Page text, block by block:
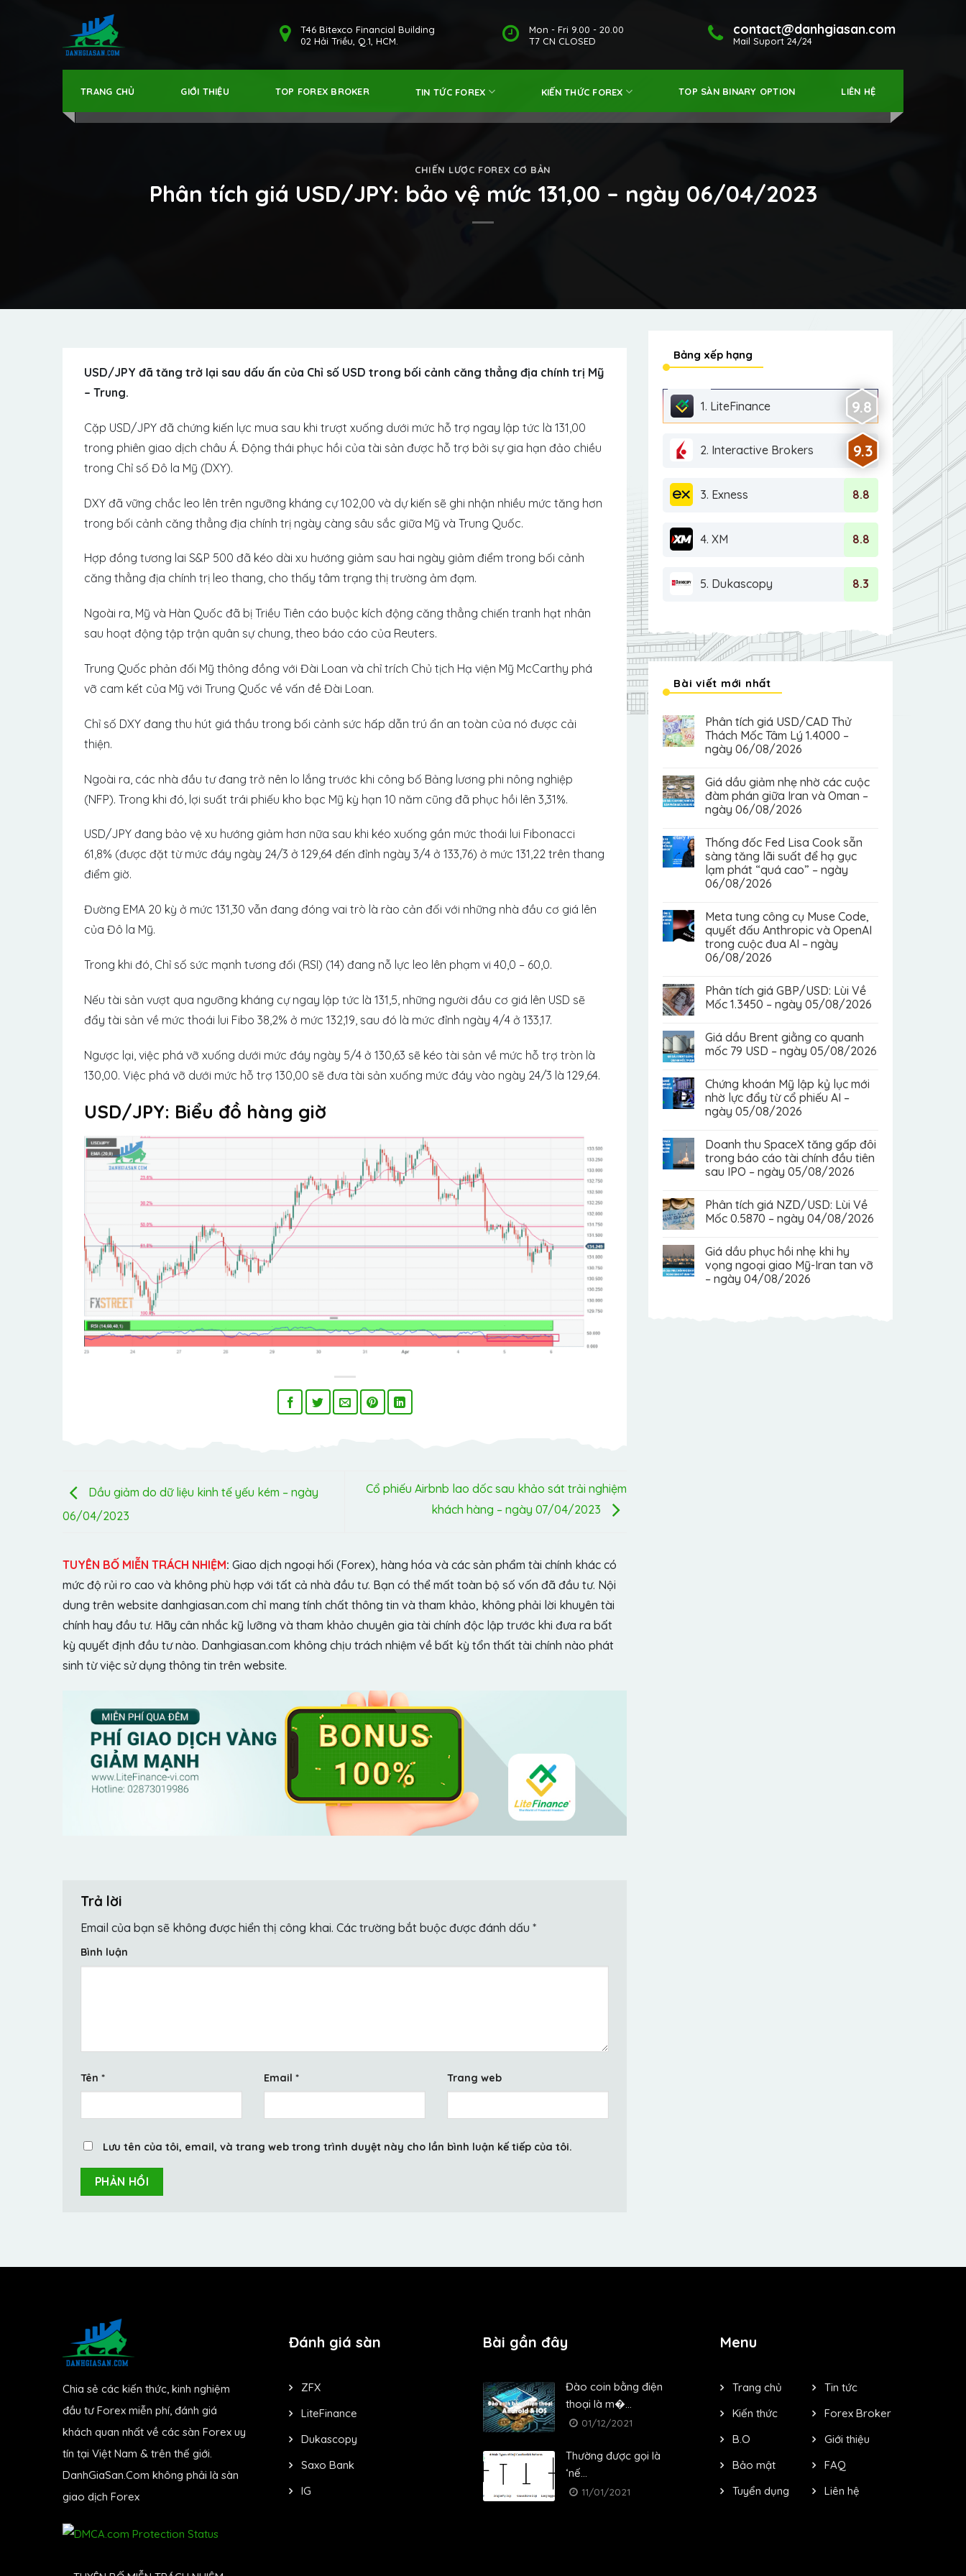
contact@danhgiasan.com
Mail Suport 24/24
Mon - Fri 9.00 - 20.00
T7 CN CLOSED
T46 Bitexco Financial Building
02 Hải Triều, Q.1, HCM.
TRANG CHỦ GIỚI THIỆU TOP FOREX BROKER TIN TỨC FOREX KIẾN THỨC FOREX TOP SÀN BINARY OPTION LIÊN HỆ
CHIẾN LƯỢC FOREX CƠ BẢN
Phân tích giá USD/JPY: bảo vệ mức 131,00 – ngày 06/04/2023
USD/JPY đã tăng trở lại sau dấu ấn của Chỉ số USD trong bối cảnh căng thẳng địa chính trị Mỹ
– Trung.
Cặp USD/JPY đã chứng kiến ​​lực mua sau khi trượt xuống dưới mức hỗ trợ ngay lập tức là 131,00
trong phiên giao dịch châu Á. Động thái phục hồi của tài sản được hỗ trợ bởi sự gia hạn đảo chiều
trong Chỉ số Đô la Mỹ (DXY).
DXY đã vững chắc leo lên trên ngưỡng kháng cự 102,00 và dự kiến ​​sẽ ghi nhận nhiều mức tăng hơn
trong bối cảnh căng thẳng địa chính trị ngày càng sâu sắc giữa Mỹ và Trung Quốc.
Hợp đồng tương lai S&P 500 đã kéo dài xu hướng giảm sau hai ngày giảm điểm trong bối cảnh
căng thẳng địa chính trị leo thang, cho thấy tâm trạng thị trường ảm đạm.
Ngoài ra, Mỹ và Hàn Quốc đã bị Triều Tiên cáo buộc kích động căng thẳng chiến tranh hạt nhân
sau hoạt động tập trận quân sự chung, theo báo cáo của Reuters.
Trung Quốc phản đối Mỹ thông đồng với Đài Loan và chỉ trích Chủ tịch Hạ viện Mỹ McCarthy phá
vỡ cam kết của Mỹ với Trung Quốc về vấn đề Đài Loan.
Chỉ số DXY đang thu hút giá thầu trong bối cảnh sức hấp dẫn trú ẩn an toàn của nó được cải
thiện.
Ngoài ra, các nhà đầu tư đang trở nên lo lắng trước khi công bố Bảng lương phi nông nghiệp
(NFP). Trong khi đó, lợi suất trái phiếu kho bạc Mỹ kỳ hạn 10 năm cũng đã phục hồi lên 3,31%.
USD/JPY đang bảo vệ xu hướng giảm hơn nữa sau khi kéo xuống gần mức thoái lui Fibonacci
61,8% (được đặt từ mức đáy ngày 24/3 ở 129,64 đến đỉnh ngày 3/4 ở 133,76) ở mức 131,22 trên thang
điểm giờ.
Đường EMA 20 kỳ ở mức 131,30 vẫn đang đóng vai trò là rào cản đối với những nhà đầu cơ giá lên
của Đô la Mỹ.
Trong khi đó, Chỉ số sức mạnh tương đối (RSI) (14) đang nỗ lực leo lên phạm vi 40,0 – 60,0.
Nếu tài sản vượt qua ngưỡng kháng cự ngay lập tức là 131,5, những người đầu cơ giá lên USD sẽ
đẩy tài sản về mức thoái lui Fibo 38,2% ở mức 132,19, sau đó là mức đỉnh ngày 4/4 ở 133,17.
Ngược lại, việc phá vỡ xuống dưới mức đáy ngày 5/4 ở 130,63 sẽ kéo tài sản về mức hỗ trợ tròn là
130,00. Việc phá vỡ dưới mức hỗ trợ 130,00 sẽ đưa tài sản xuống mức đáy vào ngày 24/3 là 129,64.
USD/JPY: Biểu đồ hàng giờ
Dầu giảm do dữ liệu kinh tế yếu kém – ngày
06/04/2023
Cổ phiếu Airbnb lao dốc sau khảo sát trải nghiệm
khách hàng – ngày 07/04/2023
TUYÊN BỐ MIỄN TRÁCH NHIỆM: Giao dịch ngoại hối (Forex), hàng hóa và các sản phẩm tài chính khác có
mức độ rủi ro cao và không phù hợp với tất cả nhà đầu tư. Bạn có thể mất toàn bộ số vốn đã đầu tư. Nội
dung trên website danhgiasan.com chỉ mang tính chất thông tin và tham khảo, không phải lời khuyên tài
chính hay đầu tư. Hãy cân nhắc kỹ lưỡng và tham khảo chuyên gia tài chính độc lập trước khi đưa ra bất
kỳ quyết định đầu tư nào. Danhgiasan.com không chịu trách nhiệm về bất kỳ tổn thất tài chính nào phát
sinh từ việc sử dụng thông tin trên website.
Trả lời
Email của bạn sẽ không được hiển thị công khai. Các trường bắt buộc được đánh dấu *
Bình luận
Tên * Email * Trang web
Lưu tên của tôi, email, và trang web trong trình duyệt này cho lần bình luận kế tiếp của tôi.
Bảng xếp hạng
1. LiteFinance 9.8
2. Interactive Brokers 9.3
3. Exness 8.8
4. XM 8.8
5. Dukascopy 8.3
Bài viết mới nhất
Phân tích giá USD/CAD Thử
Thách Mốc Tâm Lý 1.4000 –
ngày 06/08/2026
Giá dầu giảm nhẹ nhờ các cuộc
đàm phán giữa Iran và Oman –
ngày 06/08/2026
Thống đốc Fed Lisa Cook sẵn
sàng tăng lãi suất để hạ gục
lạm phát “quá cao” – ngày
06/08/2026
Meta tung công cụ Muse Code,
quyết đấu Anthropic và OpenAI
trong cuộc đua AI – ngày
06/08/2026
Phân tích giá GBP/USD: Lùi Về
Mốc 1.3450 – ngày 05/08/2026
Giá dầu Brent giằng co quanh
mốc 79 USD – ngày 05/08/2026
Chứng khoán Mỹ lập kỷ lục mới
nhờ lực đẩy từ cổ phiếu AI –
ngày 05/08/2026
Doanh thu SpaceX tăng gấp đôi
trong báo cáo tài chính đầu tiên
sau IPO – ngày 05/08/2026
Phân tích giá NZD/USD: Lùi Về
Mốc 0.5870 – ngày 04/08/2026
Giá dầu phục hồi nhẹ khi hy
vọng ngoại giao Mỹ-Iran tan vỡ
– ngày 04/08/2026
Chia sẻ các kiến thức, kinh nghiệm
đầu tư Forex miễn phí, đánh giá
khách quan nhất về các sàn Forex uy
tín tại Việt Nam & trên thế giới.
DanhGiaSan.Com không phải là sàn
giao dịch Forex
Đánh giá sàn
ZFX
LiteFinance
Dukascopy
Saxo Bank
IG
Bài gần đây
Đào coin bằng điện
thoại là m�...
01/12/2021
Thường được gọi là
‘nế...
11/01/2021
Menu
Trang chủ
Tin tức
Kiến thức
Forex Broker
B.O
Giới thiệu
Bảo mật
FAQ
Tuyển dụng
Liên hệ